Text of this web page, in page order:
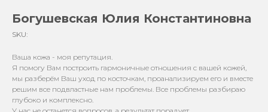
Богушевская Юлия Константиновна
SKU:
Ваша кожа - моя репутация.
Я помогу Вам построить гармоничные отношения с вашей кожей,
мы разберём Ваш уход по косточкам, проанализируем его и вместе
решим все подвластные нам проблемы. Все проблемы разбираю
глубоко и комплексно.